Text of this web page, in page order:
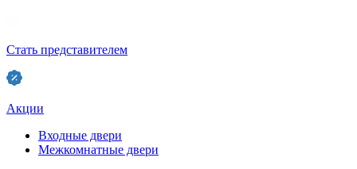
Стать представителем
Акции
Входные двери
Межкомнатные двери